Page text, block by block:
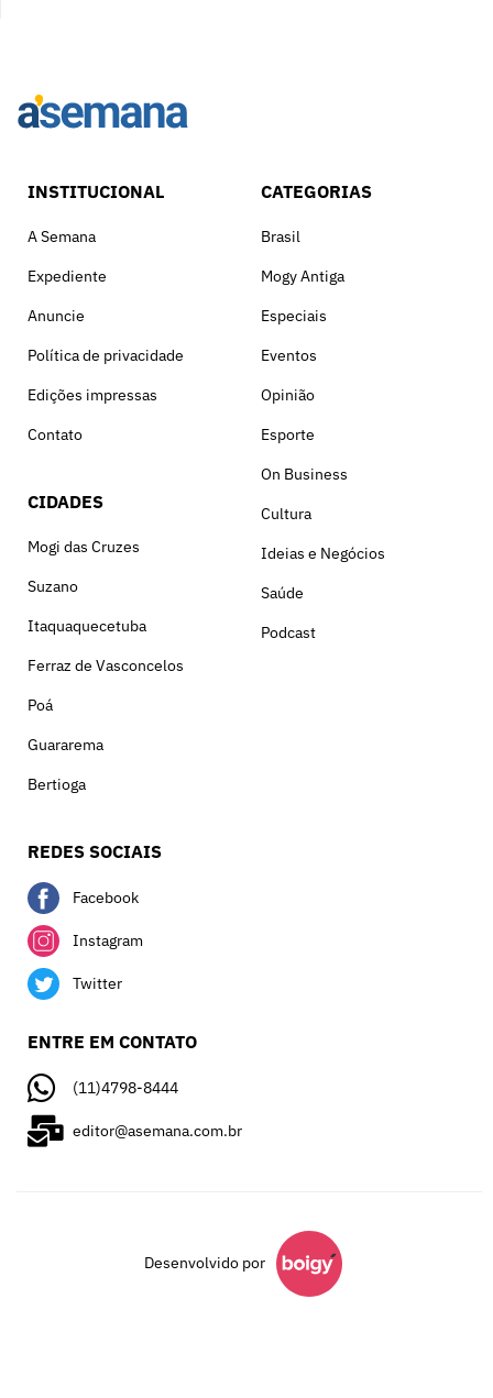
INSTITUCIONAL
A Semana
Expediente
Anuncie
Política de privacidade
Edições impressas
Contato
CIDADES
Mogi das Cruzes
Suzano
Itaquaquecetuba
Ferraz de Vasconcelos
Poá
Guararema
Bertioga
CATEGORIAS
Brasil
Mogy Antiga
Especiais
Eventos
Opinião
Esporte
On Business
Cultura
Ideias e Negócios
Saúde
Podcast
REDES SOCIAIS
Facebook
Instagram
Twitter
ENTRE EM CONTATO
(11)4798-8444
editor@asemana.com.br
Desenvolvido por